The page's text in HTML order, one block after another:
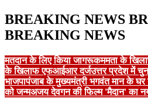
BREAKING NEWS
BREAKING NEWS
मतदान के लिए किया जागरूकममता के
के खिलाफ एफआईआर दर्जउत्तर प्रदेश में
भाजपापंजाब के मुख्यमंत्री भगवंत मान के घर
को जन्मअजय देवगन की फिल्म 'मैदान' का